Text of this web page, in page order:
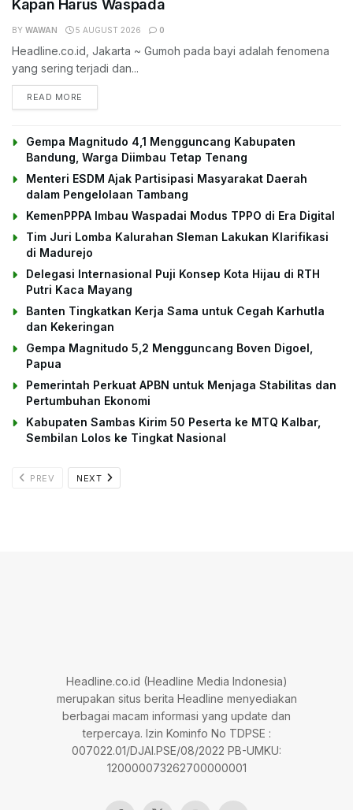
Kapan Harus Waspada
BY WAWAN 5 AUGUST 2026 0
Headline.co.id, Jakarta ~ Gumoh pada bayi adalah fenomena
yang sering terjadi dan...
READ MORE
Gempa Magnitudo 4,1 Mengguncang Kabupaten
Bandung, Warga Diimbau Tetap Tenang
Menteri ESDM Ajak Partisipasi Masyarakat Daerah
dalam Pengelolaan Tambang
KemenPPPA Imbau Waspadai Modus TPPO di Era Digital
Tim Juri Lomba Kalurahan Sleman Lakukan Klarifikasi
di Madurejo
Delegasi Internasional Puji Konsep Kota Hijau di RTH
Putri Kaca Mayang
Banten Tingkatkan Kerja Sama untuk Cegah Karhutla
dan Kekeringan
Gempa Magnitudo 5,2 Mengguncang Boven Digoel,
Papua
Pemerintah Perkuat APBN untuk Menjaga Stabilitas dan
Pertumbuhan Ekonomi
Kabupaten Sambas Kirim 50 Peserta ke MTQ Kalbar,
Sembilan Lolos ke Tingkat Nasional
PREV NEXT
Headline.co.id (Headline Media Indonesia)
merupakan situs berita Headline menyediakan
berbagai macam informasi yang update dan
terpercaya. Izin Kominfo No TDPSE :
007022.01/DJAI.PSE/08/2022 PB-UMKU:
120000073262700000001